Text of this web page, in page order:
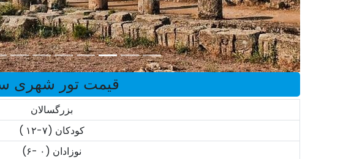
قیمت تور شهری
بزرگسالان
کودکان (۷-۱۲ )
نوزادان (۰ -۶)